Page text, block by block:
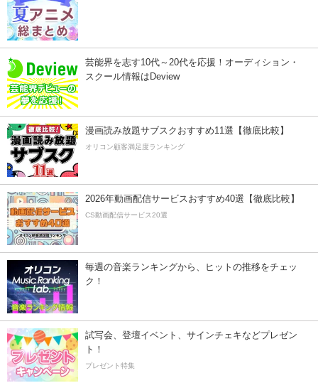
芸能界を志す10代～20代を応援！オーディション・
スクール情報はDeview
漫画読み放題サブスクおすすめ11選【徹底比較】
オリコン顧客満足度ランキング
2026年動画配信サービスおすすめ40選【徹底比較】
CS動画配信サービス20選
毎週の音楽ランキングから、ヒットの推移をチェッ
ク！
試写会、登壇イベント、サインチェキなどプレゼン
ト！
プレゼント特集